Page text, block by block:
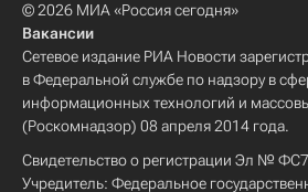
© 2026 МИА «Россия сегодня»
Вакансии
Сетевое издание РИА Новости
в Федеральной службе по надзору в
информационных технологий и
(Роскомнадзор) 08 апреля 2014 года.
Свидетельство о регистрации Эл №
Учредитель: Федеральное